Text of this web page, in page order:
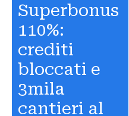
Superbonus
110%:
crediti
bloccati e
3mila
cantieri al